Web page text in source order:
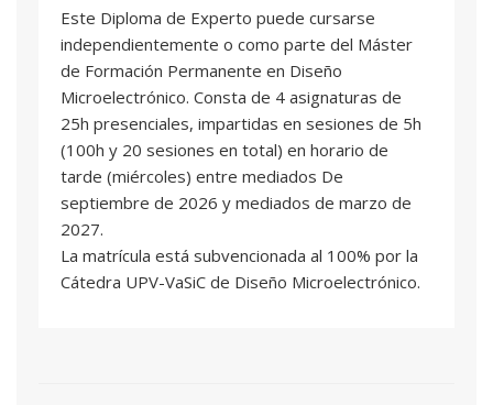
rama tecnológica donde el candidato haya
adquirido conocimientos sólidos sobre diseño
electrónico.
Pablo Soto Pacheco: Profesor/a Titular de
Universidad
03 DISEÑO MMIC BÁSICO
2,5 ECTS
Alejandro Acuña Muñoz: Profesional del
sector
Juan Pablo Alegre Pérez: Profesional del
sector
04 DISEÑO MMIC AVANZADO
Este Diploma de Experto puede cursarse
independientemente o como parte del Máster
de Formación Permanente en Diseño
Microelectrónico. Consta de 4 asignaturas de
25h presenciales, impartidas en sesiones de 5h
(100h y 20 sesiones en total) en horario de
tarde (miércoles) entre mediados De
septiembre de 2026 y mediados de marzo de
2027.
La matrícula está subvencionada al 100% por la
Cátedra UPV-VaSiC de Diseño Microelectrónico.